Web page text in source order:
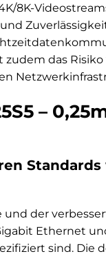
8K-
das
–
Standards
und der
Ethernet
sind. Die